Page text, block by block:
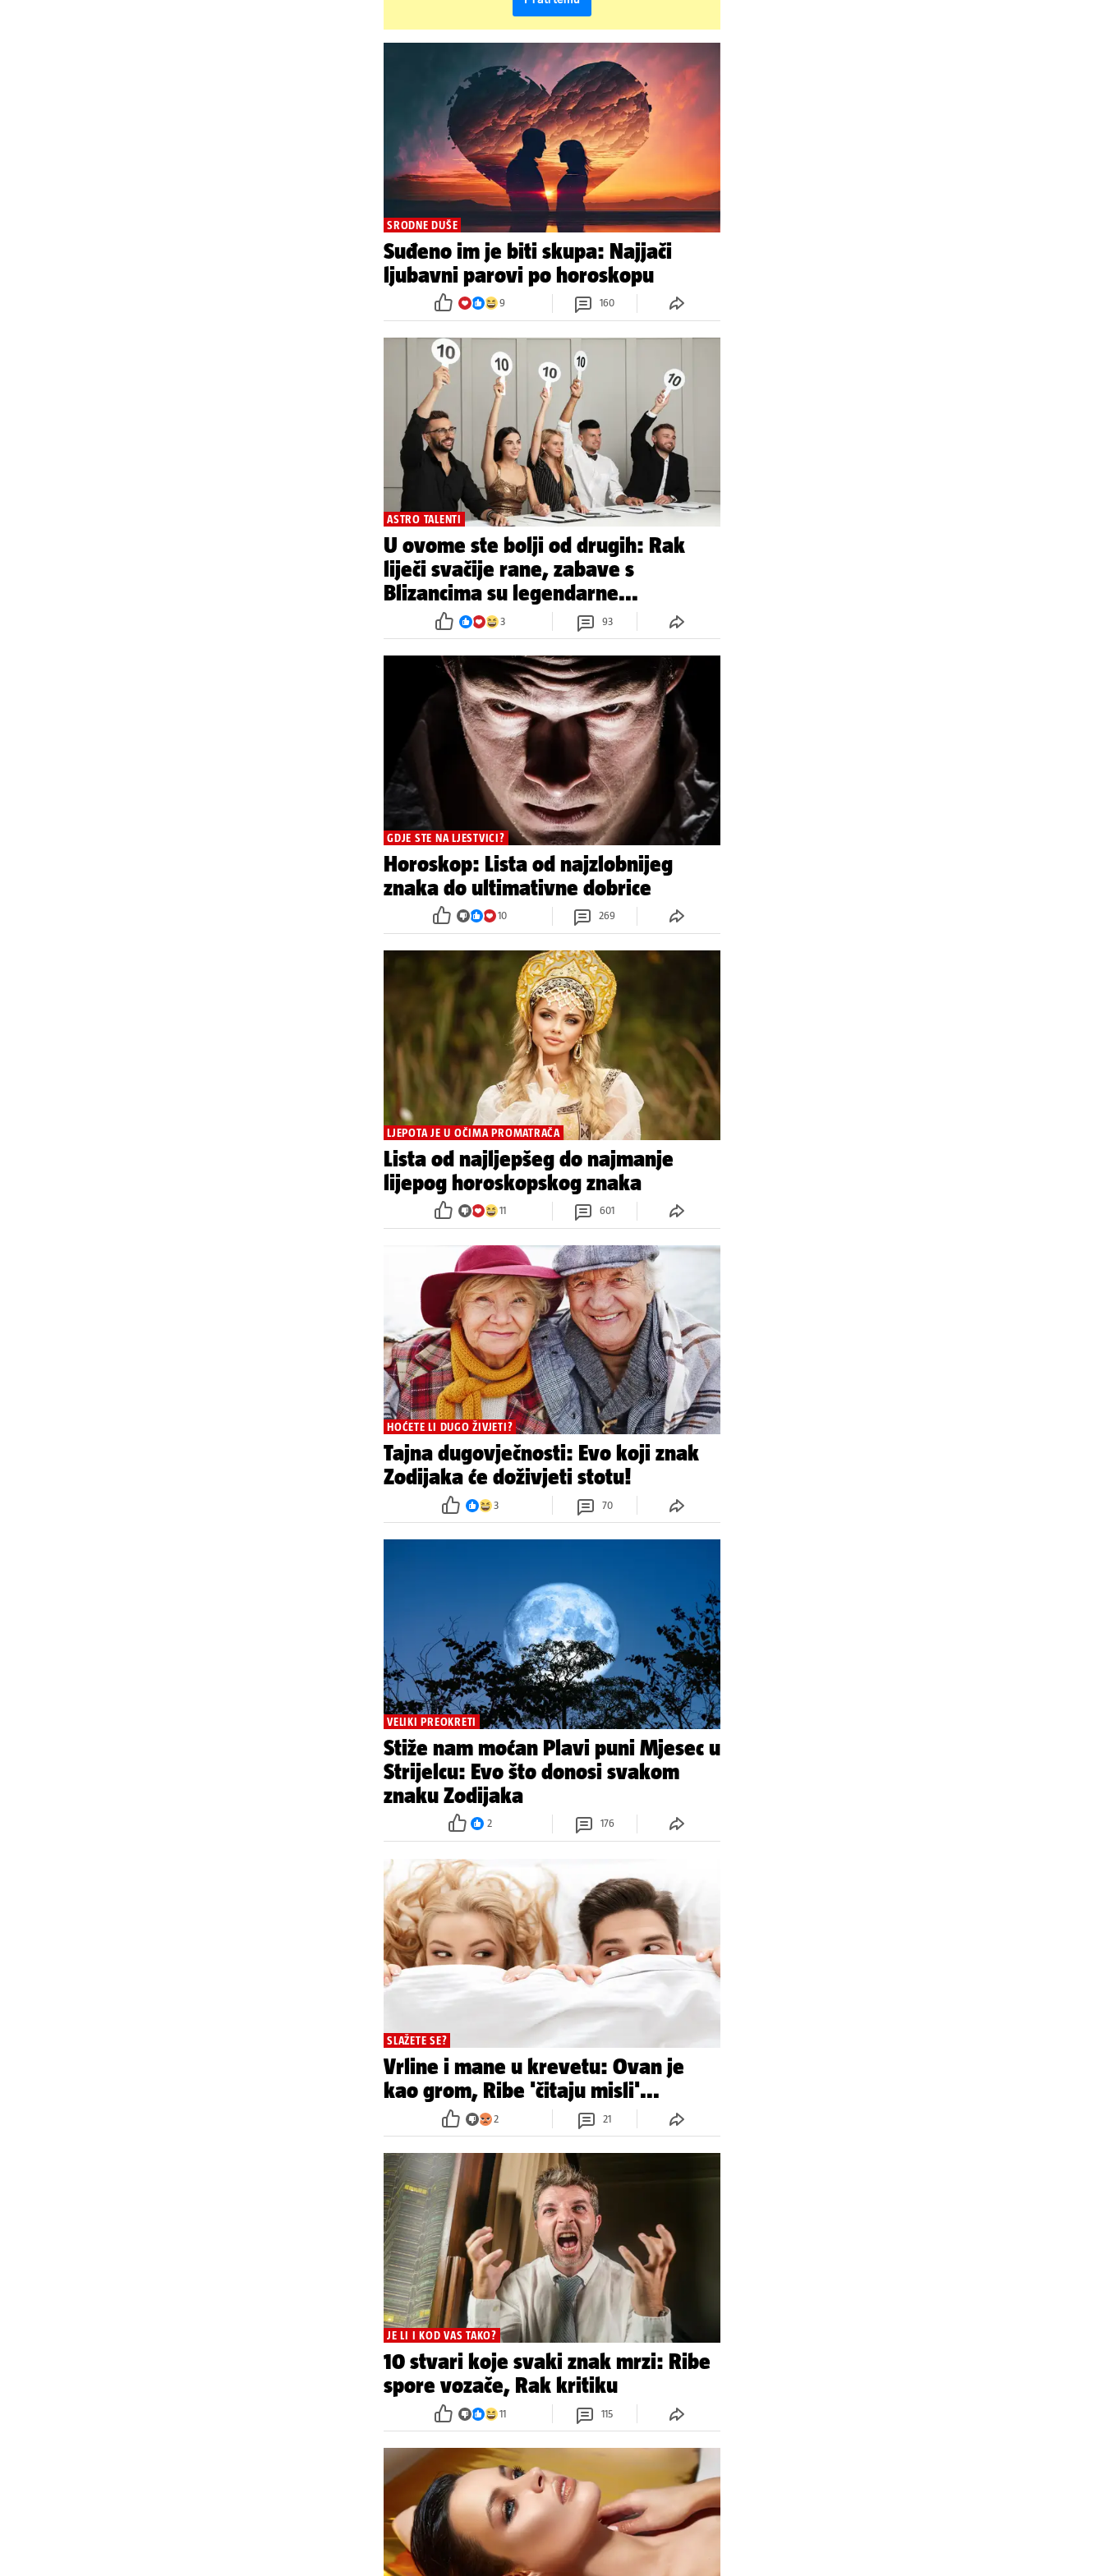
SRODNE DUŠE
Suđeno im je biti skupa: Najjači
ljubavni parovi po horoskopu
9 160
ASTRO TALENTI
U ovome ste bolji od drugih: Rak
liječi svačije rane, zabave s
Blizancima su legendarne...
3 93
GDJE STE NA LJESTVICI?
Horoskop: Lista od najzlobnijeg
znaka do ultimativne dobrice
10 269
LJEPOTA JE U OČIMA PROMATRAČA
Lista od najljepšeg do najmanje
lijepog horoskopskog znaka
11 601
HOĆETE LI DUGO ŽIVJETI?
Tajna dugovječnosti: Evo koji znak
Zodijaka će doživjeti stotu!
3 70
VELIKI PREOKRETI
Stiže nam moćan Plavi puni Mjesec u
Strijelcu: Evo što donosi svakom
znaku Zodijaka
2 176
SLAŽETE SE?
Vrline i mane u krevetu: Ovan je
kao grom, Ribe 'čitaju misli'...
2 21
JE LI I KOD VAS TAKO?
10 stvari koje svaki znak mrzi: Ribe
spore vozače, Rak kritiku
11 115